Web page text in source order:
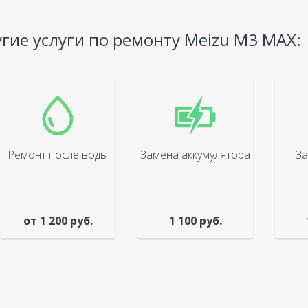
услуги по ремонту Meizu M3 MAX:
Ремонт после воды
от 1 200 руб.
Замена аккумулятора
1 100 руб.